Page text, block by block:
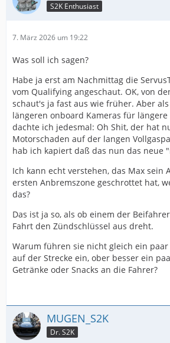
S2K Enthusiast
7. März 2026 um 19:22
Was soll ich sagen?
Habe ja erst am Nachmittag die
vom Qualifying angeschaut. OK, von
schaut's ja fast aus wie früher. Aber
längeren onboard Kameras für
dachte ich jedesmal: Oh Shit, der hat
Motorschaden auf der langen
hab ich kapiert daß das nun das neue
Ich kann echt verstehen, das Max sein
ersten Anbremszone geschrottet hat,
das?
Das ist ja so, als ob einem der
Fahrt den Zündschlüssel aus dreht.
Warum führen sie nicht gleich ein paar
auf der Strecke ein, ober besser ein
Getränke oder Snacks an die Fahrer?
MUGEN_S2K
Dr. S2K